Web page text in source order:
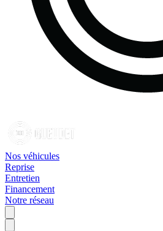
Nos véhicules
Reprise
Entretien
Financement
Notre réseau